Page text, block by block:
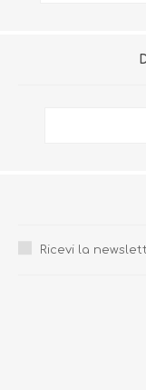
Ricevi la